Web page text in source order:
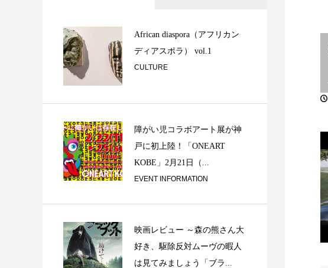
「アナログ “感”」クンゴボ...
独り言 ①
African diaspora（アフリカン
ディアスポラ） vol.1
CULTURE
障がい児コラボアート展が神
戸に初上陸！「ONEART
KOBE」2月21日（...
EVENT INFORMATION
映画レビュー ～森の熊さん大
好き、駆除反対ムーヴの暇人
は見てみましょう「ブラ...